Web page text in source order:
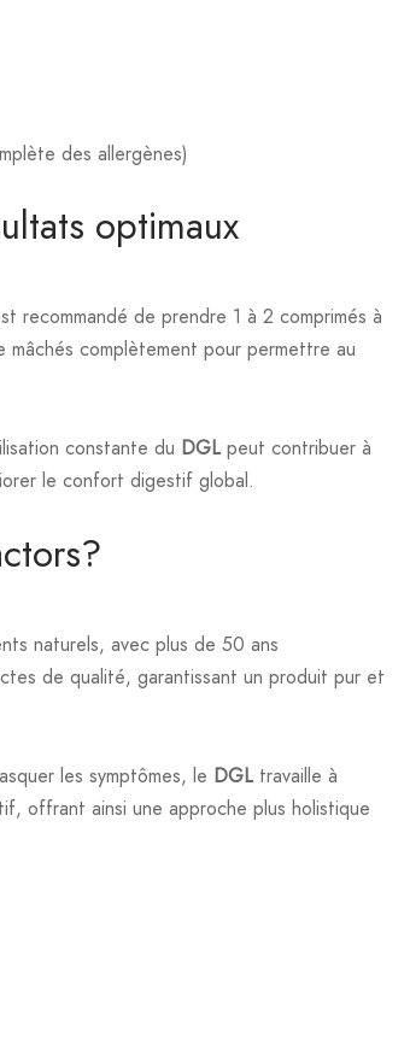
des allergènes)
optimaux
recommandé de prendre 1 à 2 comprimés à
complètement pour permettre au
constante du DGL peut contribuer à
le confort digestif global.
naturels, avec plus de 50 ans
de qualité, garantissant un produit pur et
les symptômes, le DGL travaille à
offrant ainsi une approche plus holistique